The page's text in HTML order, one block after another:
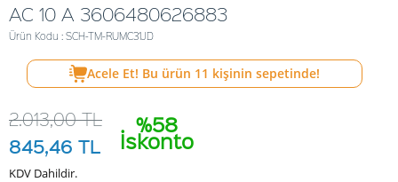
AC 10 A 3606480626883
Ürün Kodu : SCH-TM-RUMC31JD
Acele Et! Bu ürün 11 kişinin sepetinde!
%58
İskonto
2.013,00TL
845,46 TL
KDV Dahildir.